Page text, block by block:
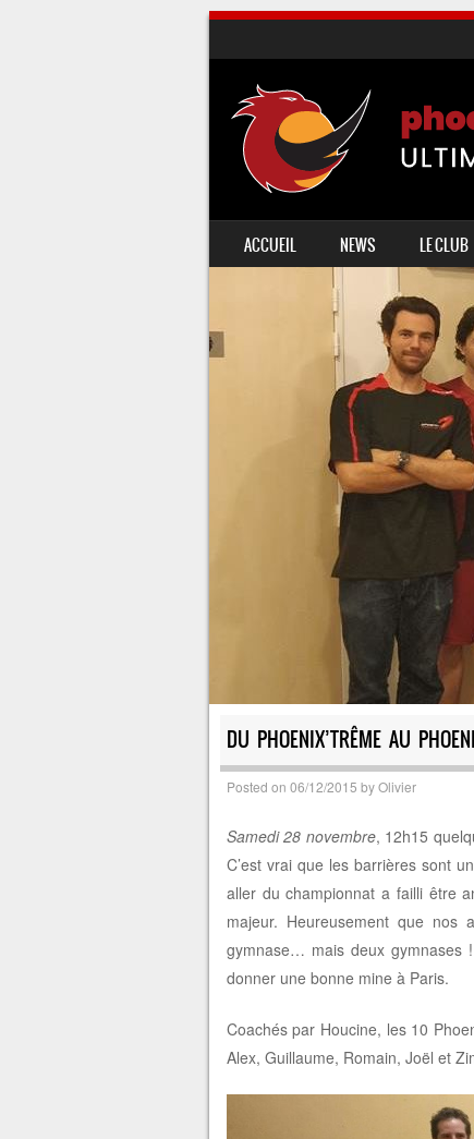
MENU
SKIP TO CONTENT
ACCUEIL NEWS LE CLUB
DU PHOENIX’TRÊME AU
Posted on 06/12/2015 byOlivier
Samedi 28 novembre, 12h15
C’est vrai que les barrières sont
aller du championnat a failli être
majeur. Heureusement que
gymnase… mais deux gymnases
donner une bonne mine à Paris.
Coachés par Houcine, les 10
Alex, Guillaume, Romain, Joël et